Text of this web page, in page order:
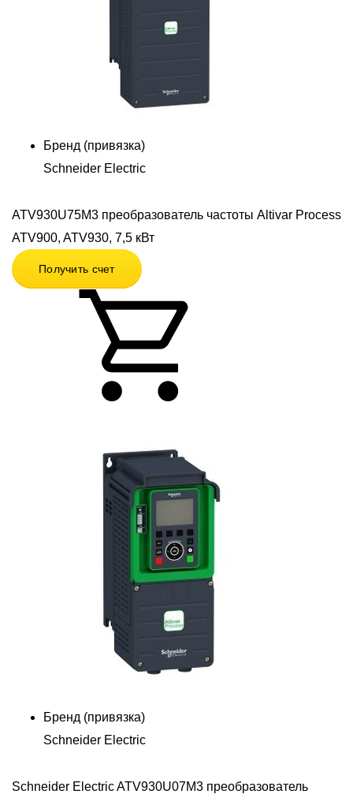
Бренд (привязка)
Schneider Electric
ATV930U75M3 преобразователь частоты Altivar Process
ATV900, ATV930, 7,5 кВт
Получить счет
Бренд (привязка)
Schneider Electric
Schneider Electric ATV930U07M3 преобразователь